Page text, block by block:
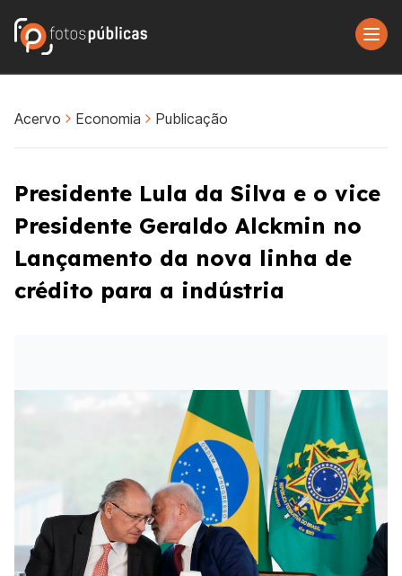
Acervo Economia Publicação
Presidente Lula da Silva e o vice
Presidente Geraldo Alckmin no
Lançamento da nova linha de
crédito para a indústria